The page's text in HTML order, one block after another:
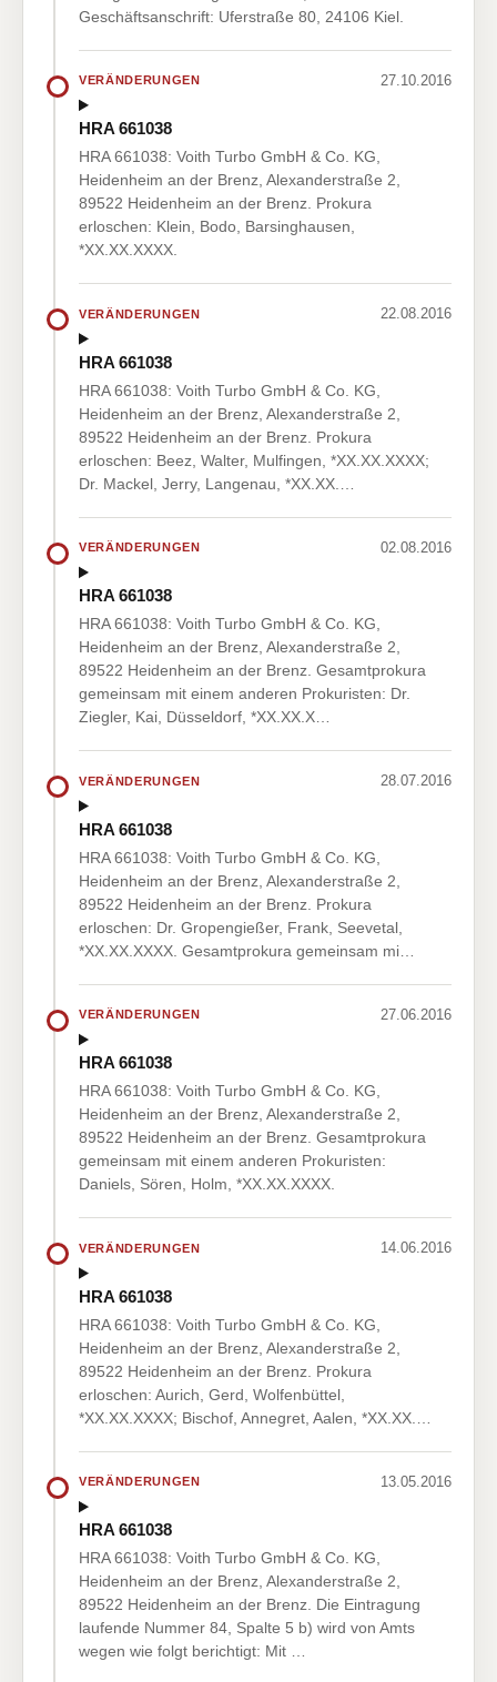
Geschäftsanschrift: Uferstraße 80, 24106 Kiel.
VERÄNDERUNGEN 27.10.2016
HRA 661038
HRA 661038: Voith Turbo GmbH & Co. KG,
Heidenheim an der Brenz, Alexanderstraße 2,
89522 Heidenheim an der Brenz. Prokura
erloschen: Klein, Bodo, Barsinghausen,
*XX.XX.XXXX.
VERÄNDERUNGEN 22.08.2016
HRA 661038
HRA 661038: Voith Turbo GmbH & Co. KG,
Heidenheim an der Brenz, Alexanderstraße 2,
89522 Heidenheim an der Brenz. Prokura
erloschen: Beez, Walter, Mulfingen, *XX.XX.XXXX;
Dr. Mackel, Jerry, Langenau, *XX.XX.…
VERÄNDERUNGEN 02.08.2016
HRA 661038
HRA 661038: Voith Turbo GmbH & Co. KG,
Heidenheim an der Brenz, Alexanderstraße 2,
89522 Heidenheim an der Brenz. Gesamtprokura
gemeinsam mit einem anderen Prokuristen: Dr.
Ziegler, Kai, Düsseldorf, *XX.XX.X…
VERÄNDERUNGEN 28.07.2016
HRA 661038
HRA 661038: Voith Turbo GmbH & Co. KG,
Heidenheim an der Brenz, Alexanderstraße 2,
89522 Heidenheim an der Brenz. Prokura
erloschen: Dr. Gropengießer, Frank, Seevetal,
*XX.XX.XXXX. Gesamtprokura gemeinsam mi…
VERÄNDERUNGEN 27.06.2016
HRA 661038
HRA 661038: Voith Turbo GmbH & Co. KG,
Heidenheim an der Brenz, Alexanderstraße 2,
89522 Heidenheim an der Brenz. Gesamtprokura
gemeinsam mit einem anderen Prokuristen:
Daniels, Sören, Holm, *XX.XX.XXXX.
VERÄNDERUNGEN 14.06.2016
HRA 661038
HRA 661038: Voith Turbo GmbH & Co. KG,
Heidenheim an der Brenz, Alexanderstraße 2,
89522 Heidenheim an der Brenz. Prokura
erloschen: Aurich, Gerd, Wolfenbüttel,
*XX.XX.XXXX; Bischof, Annegret, Aalen, *XX.XX.…
VERÄNDERUNGEN 13.05.2016
HRA 661038
HRA 661038: Voith Turbo GmbH & Co. KG,
Heidenheim an der Brenz, Alexanderstraße 2,
89522 Heidenheim an der Brenz. Die Eintragung
laufende Nummer 84, Spalte 5 b) wird von Amts
wegen wie folgt berichtigt: Mit …